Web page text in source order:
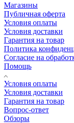
Магазины
Публичная оферта
Условия оплаты
Условия доставки
Гарантия на товар
Политика
Согласие на
Помощь
Условия оплаты
Условия доставки
Гарантия на товар
Вопрос-ответ
Обзоры